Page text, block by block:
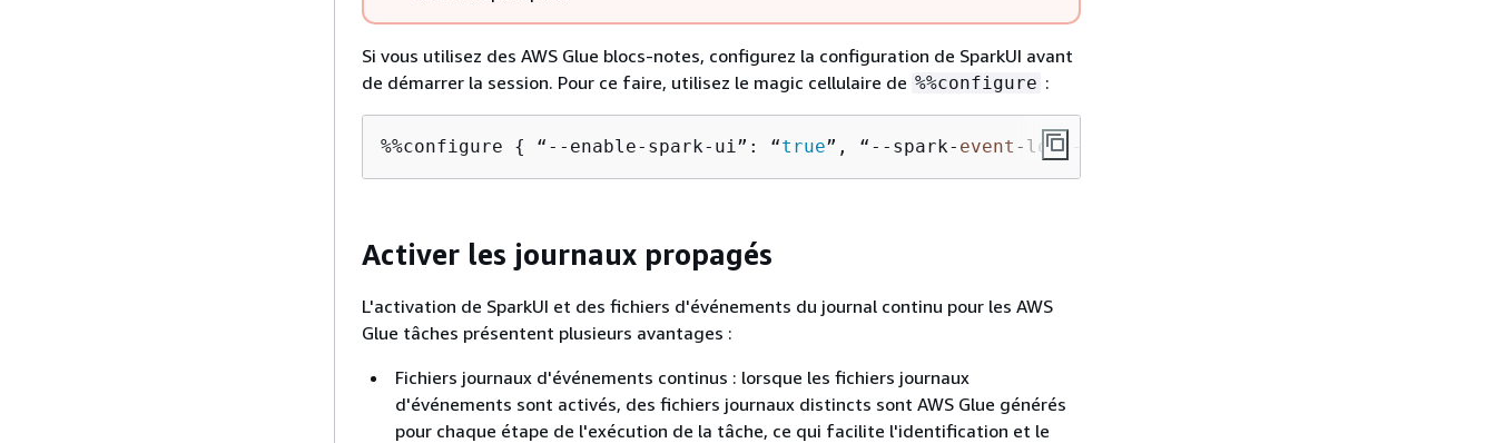
Si vous utilisez des AWS Glue blocs-notes, configurez la configuration de SparkUI avant
de démarrer la session. Pour ce faire, utilisez le magic cellulaire de %%configure :
%%configure { “--enable-spark-ui”: “true”, “--spark- event -logs-path”: “s3:
Activer les journaux propagés
L'activation de SparkUI et des fichiers d'événements du journal continu pour les AWS
Glue tâches présentent plusieurs avantages :
Fichiers journaux d'événements continus : lorsque les fichiers journaux
d'événements sont activés, des fichiers journaux distincts sont AWS Glue générés
pour chaque étape de l'exécution de la tâche, ce qui facilite l'identification et le